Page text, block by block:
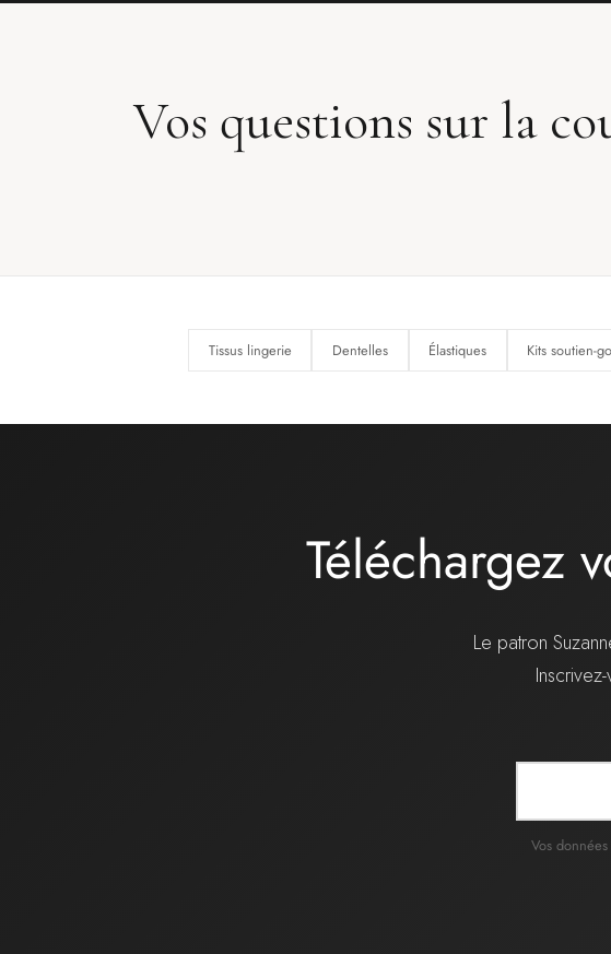
Vos questions sur la
Tissus lingerie Dentelles Élastiques Kits soutien-
Téléchargez
Le patron
Vos